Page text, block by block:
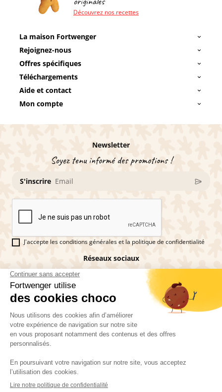
Découvrez nos recettes
La maison Fortwenger
Rejoignez-nous
Offres spécifiques
Téléchargements
Aide et contact
Mon compte
Newsletter
Soyez tenu informé des promotions !
S'inscrire
J'accepte les conditions générales et la politique de confidentialité
Réseaux sociaux
Vous êtes fan de pains d'épices ?
Fortwenger ©2026
Conditions générales de ventesMentions légales